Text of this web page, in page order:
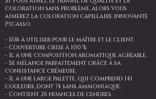
coloration sans problème, alors vous
aimerez la coloration capillaire innovante
Picasso.
- Sûr à utiliser pour le maître et le client.
- Couverture grise à 100 %.
- Il a une composition aromatique agréable.
- Se mélange parfaitement grâce à sa
consistance crémeuse.
- Il a une large palette, qui comprend 141
couleurs, dont 74 sans ammoniaque.
- Contient 26 nuances de cendres.